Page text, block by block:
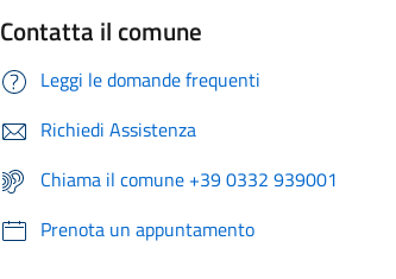
Contatta il comune
Leggi le domande frequenti
Richiedi Assistenza
Chiama il comune +39 0332 939001
Prenota un appuntamento